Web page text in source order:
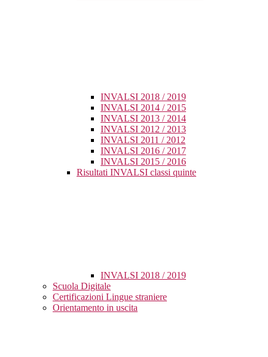
INVALSI 2018 / 2019
INVALSI 2014 / 2015
INVALSI 2013 / 2014
INVALSI 2012 / 2013
INVALSI 2011 / 2012
INVALSI 2016 / 2017
INVALSI 2015 / 2016
Risultati INVALSI classi quinte
INVALSI 2018 / 2019
Scuola Digitale
Certificazioni Lingue straniere
Orientamento in uscita